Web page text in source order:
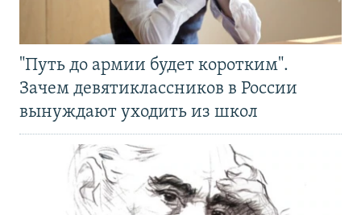
"Путь до армии будет коротким".
Зачем девятиклассников в России
вынуждают уходить из школ